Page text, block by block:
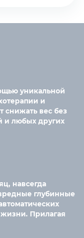
уникальной
и
снижать вес без
и любых других
навсегда
глубинные
Прилагая